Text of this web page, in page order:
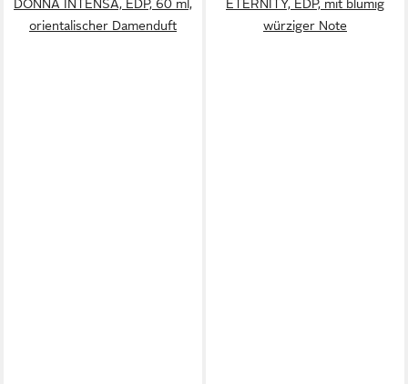
DONNA INTENSA, EDP, 60 ml,
orientalischer Damenduft
ETERNITY, EDP, mit blumig
würziger Note